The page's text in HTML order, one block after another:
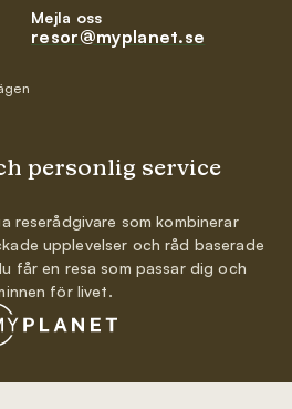
Mejla oss
resor@myplanet.se
personlig service
reserådgivare som kombinerar
upplevelser och råd baserade
får en resa som passar dig och
för livet.